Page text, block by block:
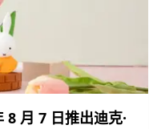
月 7 日推出迪克·